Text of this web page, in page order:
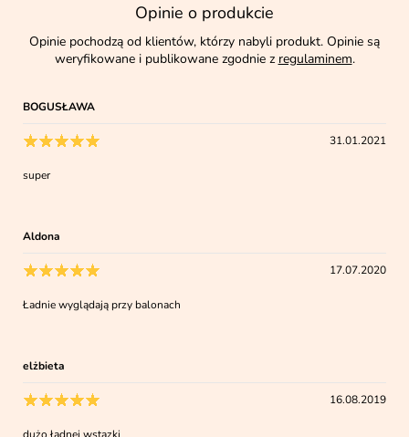
Opinie o produkcie
Opinie pochodzą od klientów, którzy nabyli produkt. Opinie są
weryfikowane i publikowane zgodnie z regulaminem.
BOGUSŁAWA
31.01.2021
super
Aldona
17.07.2020
Ładnie wyglądają przy balonach
elżbieta
16.08.2019